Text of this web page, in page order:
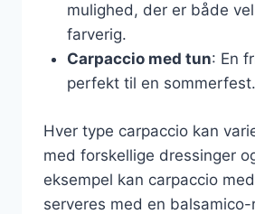
mulighed, der er både
farverig.
Carpaccio med tun: En
perfekt til en sommerfest.
Hver type carpaccio kan
med forskellige dressinger
eksempel kan carpaccio
serveres med en